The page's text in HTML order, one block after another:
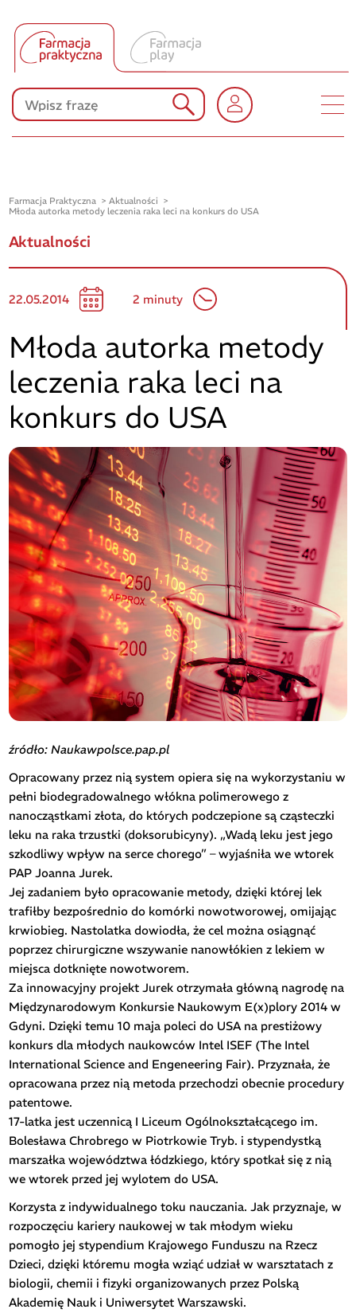
Produkty Polpharmy
KONKURSY
Farmacja Praktyczna
Aktualności
Młoda autorka metody leczenia raka leci na konkurs do USA
Aktualności
22.05.2014 2 minuty
Młoda autorka metody
leczenia raka leci na
konkurs do USA
źródło: Naukawpolsce.pap.pl
Opracowany przez nią system opiera się na wykorzystaniu w
pełni biodegradowalnego włókna polimerowego z
nanocząstkami złota, do których podczepione są cząsteczki
leku na raka trzustki (doksorubicyny). „Wadą leku jest jego
szkodliwy wpływ na serce chorego” – wyjaśniła we wtorek
PAP Joanna Jurek.
Jej zadaniem było opracowanie metody, dzięki której lek
trafiłby bezpośrednio do komórki nowotworowej, omijając
krwiobieg. Nastolatka dowiodła, że cel można osiągnąć
poprzez chirurgiczne wszywanie nanowłókien z lekiem w
miejsca dotknięte nowotworem.
Za innowacyjny projekt Jurek otrzymała główną nagrodę na
Międzynarodowym Konkursie Naukowym E(x)plory 2014 w
Gdyni. Dzięki temu 10 maja poleci do USA na prestiżowy
konkurs dla młodych naukowców Intel ISEF (The Intel
International Science and Engeneering Fair). Przyznała, że
opracowana przez nią metoda przechodzi obecnie procedury
patentowe.
17-latka jest uczennicą I Liceum Ogólnokształcącego im.
Bolesława Chrobrego w Piotrkowie Tryb. i stypendystką
marszałka województwa łódzkiego, który spotkał się z nią
we wtorek przed jej wylotem do USA.
Korzysta z indywidualnego toku nauczania. Jak przyznaje, w
rozpoczęciu kariery naukowej w tak młodym wieku
pomogło jej stypendium Krajowego Funduszu na Rzecz
Dzieci, dzięki któremu mogła wziąć udział w warsztatach z
biologii, chemii i fizyki organizowanych przez Polską
Akademię Nauk i Uniwersytet Warszawski.